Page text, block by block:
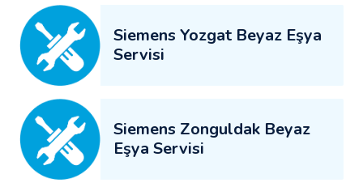
Siemens Yozgat Beyaz Eşya
Servisi
Siemens Zonguldak Beyaz
Eşya Servisi